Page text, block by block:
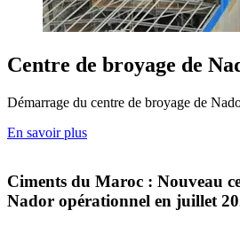
Centre de broyage de
Démarrage du centre de broyage de
En savoir plus
Ciments du Maroc : Nouveau
Nador opérationnel en juillet